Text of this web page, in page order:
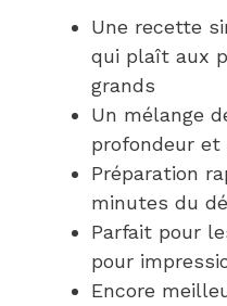
Une recette
qui plaît aux
grands
Un mélange
profondeur
Préparation
minutes du
Parfait pour
pour
Encore